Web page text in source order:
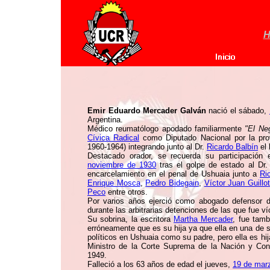
Emir Eduardo Mercader Galvánnació el sábado,
Argentina.
Médico reumatólogo apodado familiarmente "El
Cívica Radical como Diputado Nacional por la
1960-1964) integrando junto al Dr. Ricardo Balbín el
Destacado orador, se recuerda su
noviembre de 1930tras el golpe de estado al
encarcelamiento en el penal de Ushuaia junto a
Enrique Mosca,Pedro Bidegain,Víctor Juan Guillot
Peco entre otros.
Por varios años ejerció como abogado
durante las arbitrarias detenciones de las que fue
Su sobrina, la escritora Martha Mercader, fue
erróneamente que es su hija ya que ella en una
políticos en Ushuaia como su padre, pero ella es
Ministro de la Corte Suprema de la Nación y
1949.
Falleció a los 63 años de edad el jueves, 19 de